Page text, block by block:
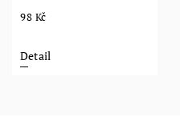
98 Kč
Detail